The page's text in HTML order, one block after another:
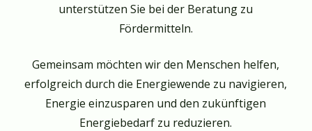
unterstützen Sie bei der Beratung zu
Fördermitteln.
Gemeinsam möchten wir den Menschen helfen,
erfolgreich durch die Energiewende zu navigieren,
Energie einzusparen und den zukünftigen
Energiebedarf zu reduzieren.